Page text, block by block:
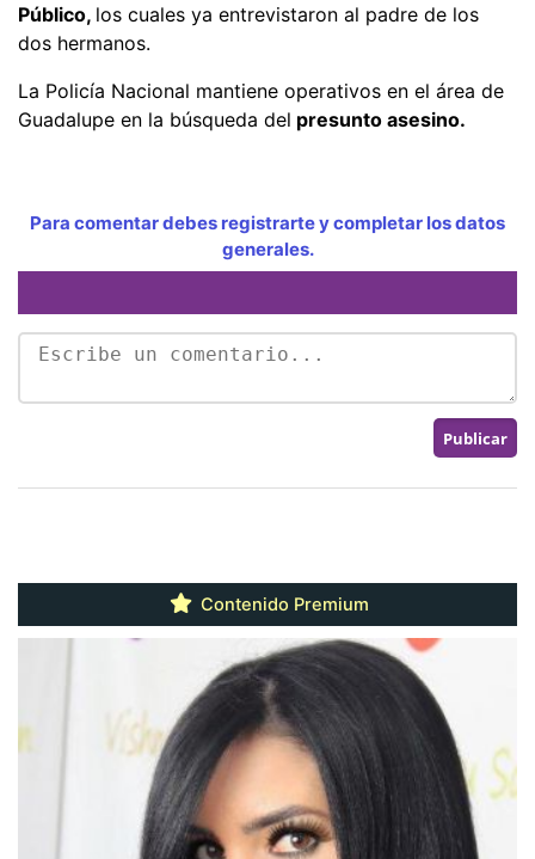
Público, los cuales ya entrevistaron al padre de los
dos hermanos.
La Policía Nacional mantiene operativos en el área de
Guadalupe en la búsqueda del presunto asesino.
Para comentar debes registrarte y completar los datos
generales.
Contenido Premium